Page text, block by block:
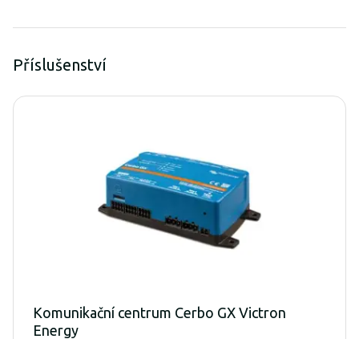
Příslušenství
Komunikační centrum Cerbo GX Victron
Energy